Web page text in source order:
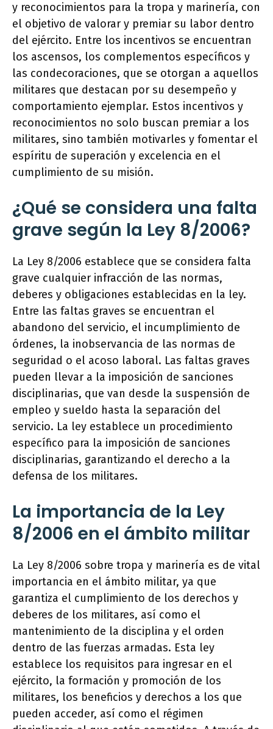
y reconocimientos para la tropa y marinería, con
el objetivo de valorar y premiar su labor dentro
del ejército. Entre los incentivos se encuentran
los ascensos, los complementos específicos y
las condecoraciones, que se otorgan a aquellos
militares que destacan por su desempeño y
comportamiento ejemplar. Estos incentivos y
reconocimientos no solo buscan premiar a los
militares, sino también motivarles y fomentar el
espíritu de superación y excelencia en el
cumplimiento de su misión.
¿Qué se considera una falta
grave según la Ley 8/2006?
La Ley 8/2006 establece que se considera falta
grave cualquier infracción de las normas,
deberes y obligaciones establecidas en la ley.
Entre las faltas graves se encuentran el
abandono del servicio, el incumplimiento de
órdenes, la inobservancia de las normas de
seguridad o el acoso laboral. Las faltas graves
pueden llevar a la imposición de sanciones
disciplinarias, que van desde la suspensión de
empleo y sueldo hasta la separación del
servicio. La ley establece un procedimiento
específico para la imposición de sanciones
disciplinarias, garantizando el derecho a la
defensa de los militares.
La importancia de la Ley
8/2006 en el ámbito militar
La Ley 8/2006 sobre tropa y marinería es de vital
importancia en el ámbito militar, ya que
garantiza el cumplimiento de los derechos y
deberes de los militares, así como el
mantenimiento de la disciplina y el orden
dentro de las fuerzas armadas. Esta ley
establece los requisitos para ingresar en el
ejército, la formación y promoción de los
militares, los beneficios y derechos a los que
pueden acceder, así como el régimen